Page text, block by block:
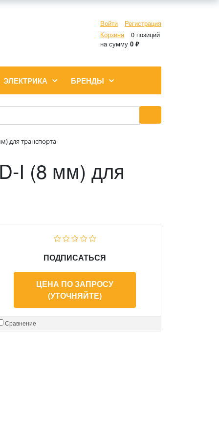
Войти
Регистрация
Корзина
0 позиций
на сумму 0 ₽
ЭЛЕКТРИКА БРЕНДЫ
для транспорта
I (8 мм) для
ПОДПИСАТЬСЯ
ЦЕНА ПО ЗАПРОСУ
(УТОЧНЯЙТЕ)
Сравнение